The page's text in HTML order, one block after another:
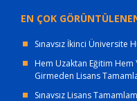
EN ÇOK
Sınavsız İkinci Üniversite
Hem Uzaktan Eğitim Hem
Girmeden Lisans
Sınavsız Lisans